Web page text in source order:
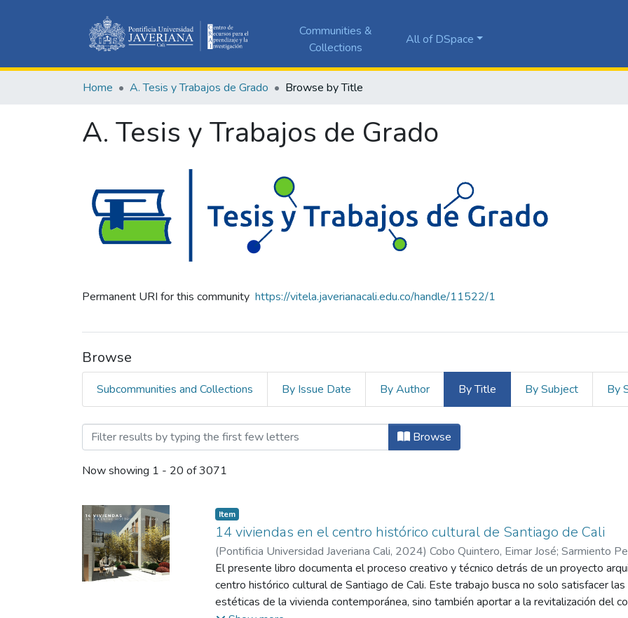
Communities &
Collections
All of DSpace
Home A. Tesis y Trabajos de Grado Browse by Title
A. Tesis y Trabajos de Grado
Permanent URI for this community https://vitela.javerianacali.edu.co/handle/11522/1
Browse
Subcommunities and Collections By Issue Date By Author By Title By Subject By
Browsing A. Tesis y Trabajos de Grado by Title
Browse
Now showing 1 - 20 of 3071
Item
14 viviendas en el centro histórico cultural de Santiago de Cali
(Pontificia Universidad Javeriana Cali, 2024) Cobo Quintero, Eimar José; Sarmiento
El presente libro documenta el proceso creativo y técnico detrás de un proyecto
centro histórico cultural de Santiago de Cali. Este trabajo busca no solo satisfacer
estéticas de la vivienda contemporánea, sino también aportar a la revitalización del